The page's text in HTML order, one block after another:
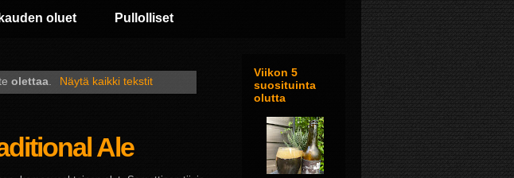
oluet Pullolliset
olettaa. Näytä kaikki tekstit
Ale
Viikon 5
suosituinta
olutta